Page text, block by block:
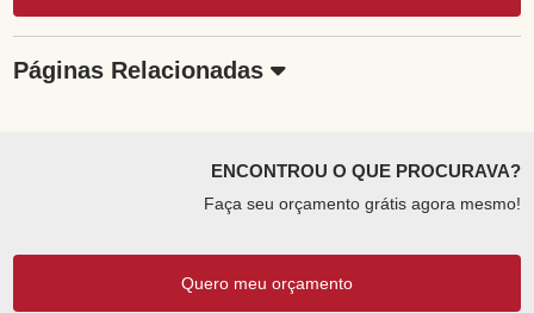
Páginas Relacionadas
ENCONTROU O QUE PROCURAVA?
Faça seu orçamento grátis agora mesmo!
Quero meu orçamento